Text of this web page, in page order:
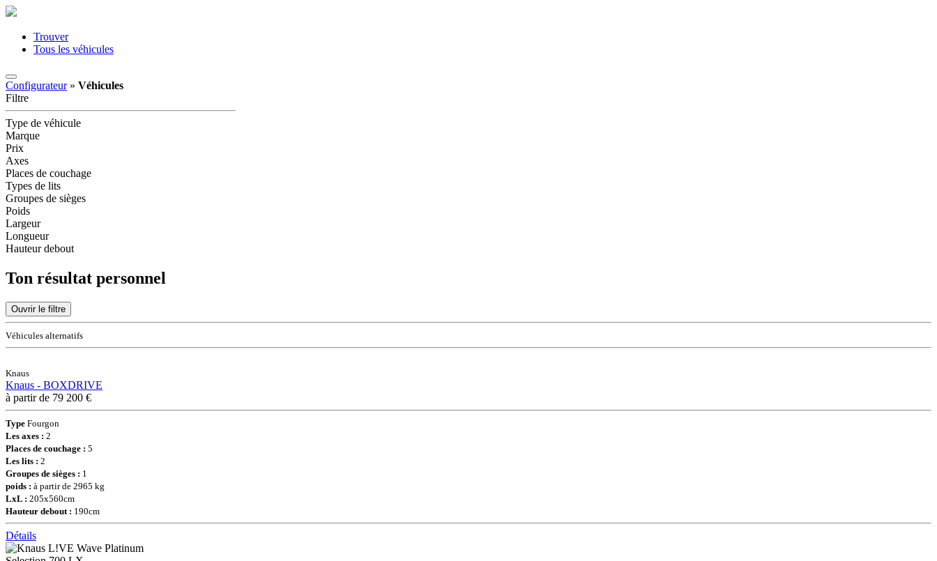
Trouver
Tous les véhicules
Configurateur» Véhicules
Filtre
Type de véhicule
Marque
Prix
Axes
Places de couchage
Types de lits
Groupes de sièges
Poids
Largeur
Longueur
Hauteur debout
Ton résultat personnel
Ouvrir le filtre
Véhicules alternatifs
Knaus
Knaus - BOXDRIVE
à partir de 79 200 €
Type Fourgon
Les axes : 2
Places de couchage : 5
Les lits : 2
Groupes de sièges : 1
poids : à partir de 2965 kg
LxL : 205x560cm
Hauteur debout : 190cm
Détails